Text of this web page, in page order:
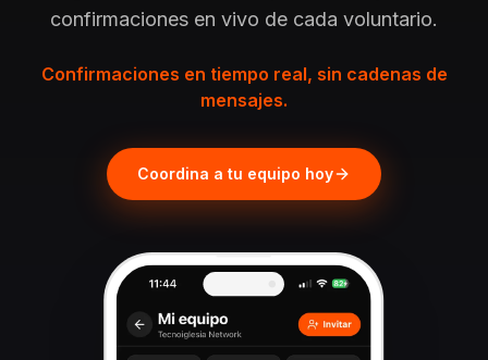
confirmaciones en vivo de cada voluntario.
Confirmaciones en tiempo real, sin cadenas de
mensajes.
Coordina a tu equipo hoy